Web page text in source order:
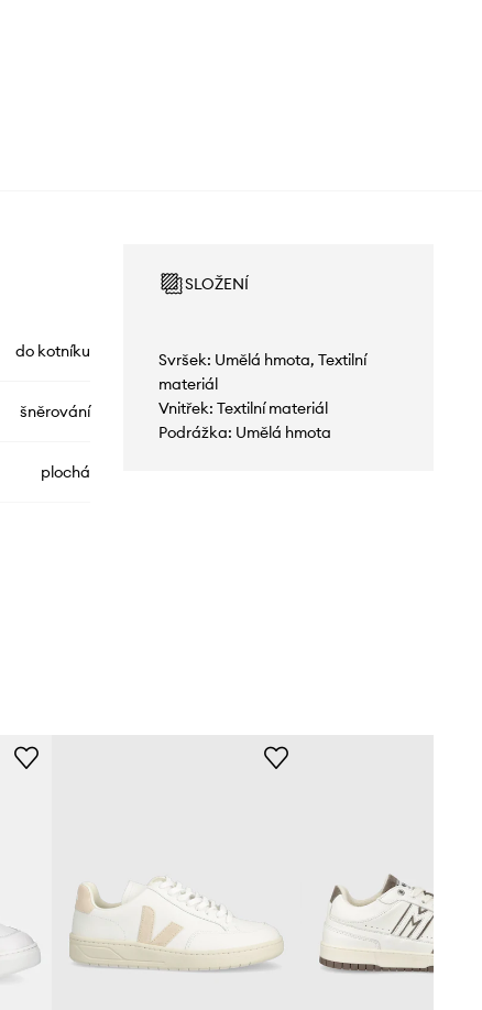
do kotníku
šněrování
plochá
SLOŽENÍ
Svršek: Umělá hmota, Textilní
materiál
Vnitřek: Textilní materiál
Podrážka: Umělá hmota